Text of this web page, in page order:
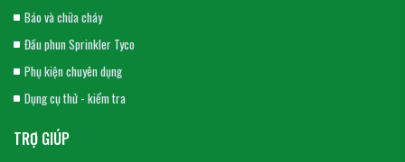
Báo và chữa cháy
Đầu phun Sprinkler Tyco
Phụ kiện chuyên dụng
Dụng cụ thử - kiểm tra
TRỢ GIÚP